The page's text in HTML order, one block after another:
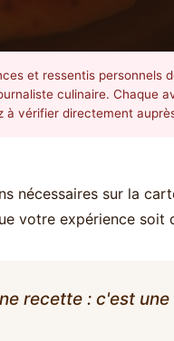
et ressentis personnels
culinaire. Chaque
vérifier directement
nécessaires sur la
votre expérience soit
recette : c'est